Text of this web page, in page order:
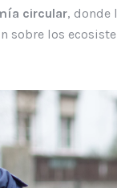
circular, donde
sobre los